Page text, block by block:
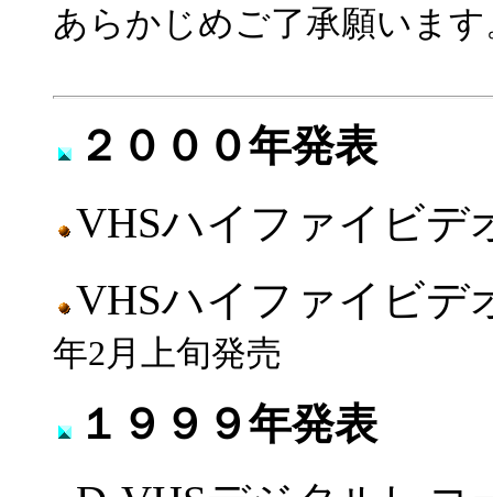
あらかじめご了承願います
２０００年発表
VHSハイファイビ
VHSハイファイビ
年2月上旬発売
１９９９年発表